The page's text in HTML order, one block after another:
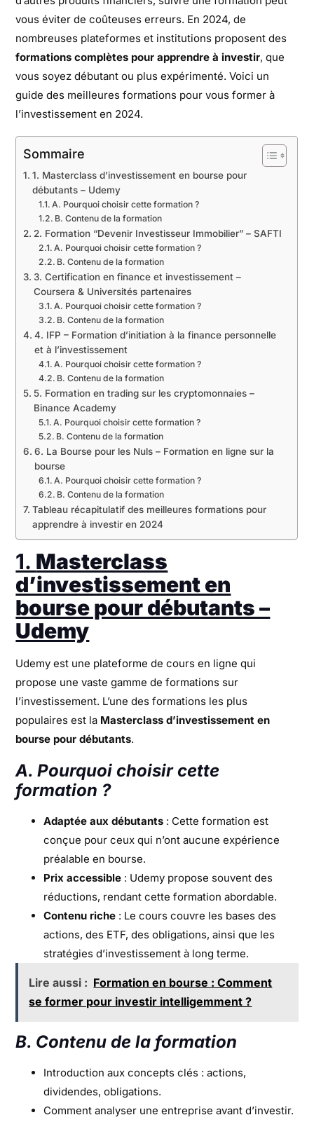
vous éviter de coûteuses erreurs. En 2024, de
nombreuses plateformes et institutions proposent des
formations complètes pour apprendre à investir, que
vous soyez débutant ou plus expérimenté. Voici un
guide des meilleures formations pour vous former à
l’investissement en 2024.
Sommaire
1. Masterclass d’investissement en bourse pour
débutants – Udemy
A. Pourquoi choisir cette formation ?
B. Contenu de la formation
2. Formation “Devenir Investisseur Immobilier” – SAFTI
A. Pourquoi choisir cette formation ?
B. Contenu de la formation
3. Certification en finance et investissement –
Coursera & Universités partenaires
A. Pourquoi choisir cette formation ?
B. Contenu de la formation
4. IFP – Formation d’initiation à la finance personnelle
et à l’investissement
A. Pourquoi choisir cette formation ?
B. Contenu de la formation
5. Formation en trading sur les cryptomonnaies –
Binance Academy
A. Pourquoi choisir cette formation ?
B. Contenu de la formation
6. La Bourse pour les Nuls – Formation en ligne sur la
bourse
A. Pourquoi choisir cette formation ?
B. Contenu de la formation
Tableau récapitulatif des meilleures formations pour
apprendre à investir en 2024
1. Masterclass
d’investissement en
bourse pour débutants –
Udemy
Udemy est une plateforme de cours en ligne qui
propose une vaste gamme de formations sur
l’investissement. L’une des formations les plus
populaires est la Masterclass d’investissement en
bourse pour débutants.
A. Pourquoi choisir cette
formation ?
Adaptée aux débutants : Cette formation est
conçue pour ceux qui n’ont aucune expérience
préalable en bourse.
Prix accessible : Udemy propose souvent des
réductions, rendant cette formation abordable.
Contenu riche : Le cours couvre les bases des
actions, des ETF, des obligations, ainsi que les
stratégies d’investissement à long terme.
Lire aussi : Formation en bourse : Comment
se former pour investir intelligemment ?
B. Contenu de la formation
Introduction aux concepts clés : actions,
dividendes, obligations.
Comment analyser une entreprise avant d’investir.